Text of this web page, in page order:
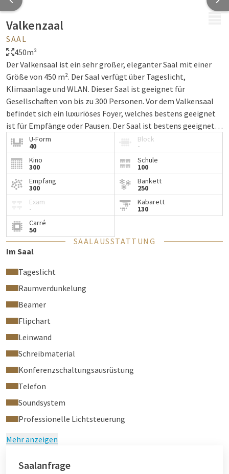
Valkenzaal
SAAL
450m²
Der Valkensaal ist ein sehr großer, eleganter Saal mit einer
Größe von 450 m². Der Saal verfügt über Tageslicht,
Klimaanlage und WLAN. Dieser Saal ist geeignet für
Gesellschaften von bis zu 300 Personen. Vor dem Valkensaal
befindet sich ein luxuriöses Foyer, welches bestens geeignet
ist für Empfänge oder Pausen. Der Saal ist bestens geeignet
für einen Festabend oder einen Stehempfang.
U-Form
40
Block
-
Kino
300
Schule
100
Empfang
300
Bankett
250
Exam
-
Kabarett
130
Carré
50
SAALAUSSTATTUNG
Im Saal
Tageslicht
Raumverdunkelung
Beamer
Flipchart
Leinwand
Schreibmaterial
Konferenzschaltungsausrüstung
Telefon
Soundsystem
Professionelle Lichtsteuerung
Mehr anzeigen
Saalanfrage